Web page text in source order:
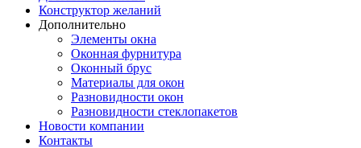
Конструктор желаний
Дополнительно
Элементы окна
Оконная фурнитура
Оконный брус
Материалы для окон
Разновидности окон
Разновидности стеклопакетов
Новости компании
Контакты